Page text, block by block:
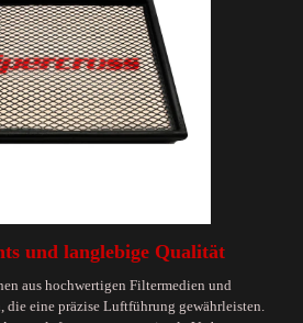
und langlebige Qualität
aus hochwertigen Filtermedien und
die eine präzise Luftführung gewährleisten.